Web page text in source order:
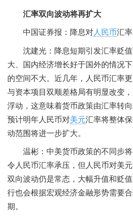
汇率双向波动将再扩大
中国证券报：降息对 人民币汇
沈建光：降息短期引发汇率贬
大、国内经济增长好于国外的情况
的空间不大。近几年，人民币汇率
与资本项目双顺差格局有明显改变
浮动，这意味着货币政策由汇率转
预计明年人民币对美元汇率将整体
动范围将进一步扩大。
温彬：中美货币政策的不同步
令人民币汇率承压，但人民币对美
双向波动仍是常态，大幅升值和贬
行也会根据宏观经济金融形势需要
期。